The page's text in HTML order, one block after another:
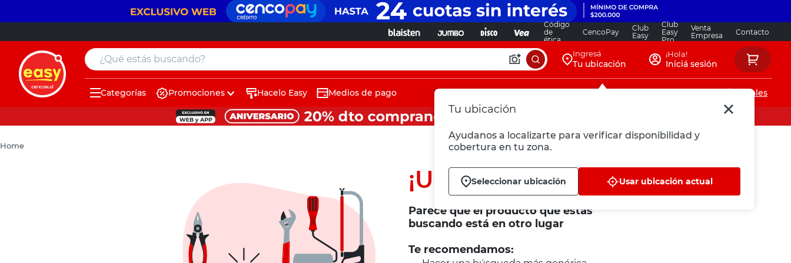
Código
de
ética
CencoPay
Club
Easy
Club
Easy
Pro
Venta
Empresa
Contacto
¿Qué estás buscando? Ingresá
Tu ubicación
Tu ubicación
Ayudanos a localizarte para verificar disponibilidad y
cobertura en tu zona.
Seleccionar ubicación Usar ubicación actual
¡Hola!
Iniciá sesión
Categorías Promociones Hacelo Easy Medios de pago Locales
Home
¡Ups!
Parece que el producto que estás
buscando está en otro lugar
Te recomendamos:
muebles